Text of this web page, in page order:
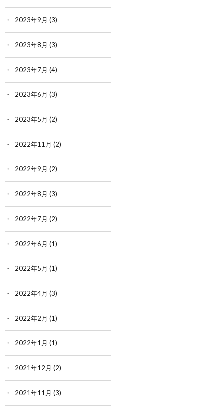
2023年9月 (3)
2023年8月 (3)
2023年7月 (4)
2023年6月 (3)
2023年5月 (2)
2022年11月 (2)
2022年9月 (2)
2022年8月 (3)
2022年7月 (2)
2022年6月 (1)
2022年5月 (1)
2022年4月 (3)
2022年2月 (1)
2022年1月 (1)
2021年12月 (2)
2021年11月 (3)